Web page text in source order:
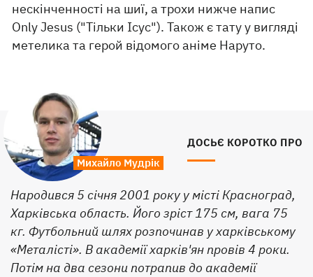
нескінченності на шиї, а трохи нижче напис
Only Jesus ("Тільки Ісус"). Також є тату у вигляді
метелика та герой відомого аніме Наруто.
Михайло Мудрік
ДОСЬЄ КОРОТКО ПРО
Народився 5 січня 2001 року у місті Красноград,
Харківська область. Його зріст 175 см, вага 75
кг. Футбольний шлях розпочинав у харківському
«Металісті». В академії харків'ян провів 4 роки.
Потім на два сезони потрапив до академії